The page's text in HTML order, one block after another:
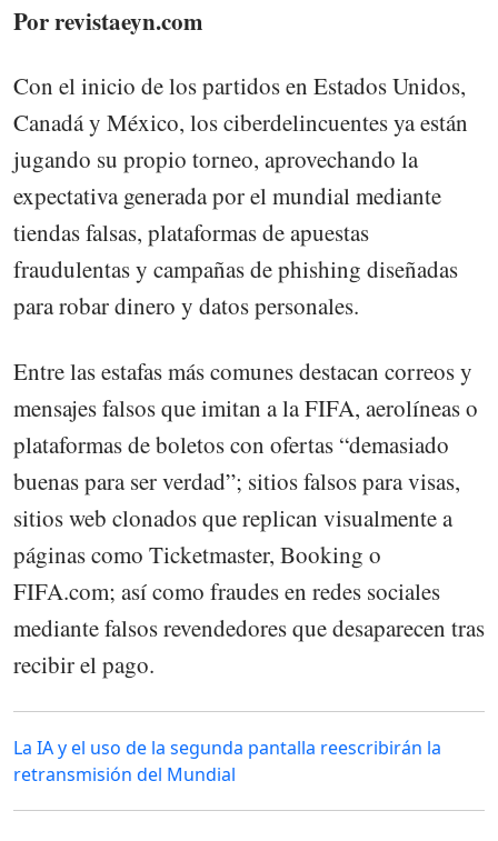
Por revistaeyn.com
Con el inicio de los partidos en Estados Unidos,
Canadá y México, los ciberdelincuentes ya están
jugando su propio torneo, aprovechando la
expectativa generada por el mundial mediante
tiendas falsas, plataformas de apuestas
fraudulentas y campañas de phishing diseñadas
para robar dinero y datos personales.
Entre las estafas más comunes destacan correos y
mensajes falsos que imitan a la FIFA, aerolíneas o
plataformas de boletos con ofertas “demasiado
buenas para ser verdad”; sitios falsos para visas,
sitios web clonados que replican visualmente a
páginas como Ticketmaster, Booking o
FIFA.com; así como fraudes en redes sociales
mediante falsos revendedores que desaparecen tras
recibir el pago.
La IA y el uso de la segunda pantalla reescribirán la
retransmisión del Mundial